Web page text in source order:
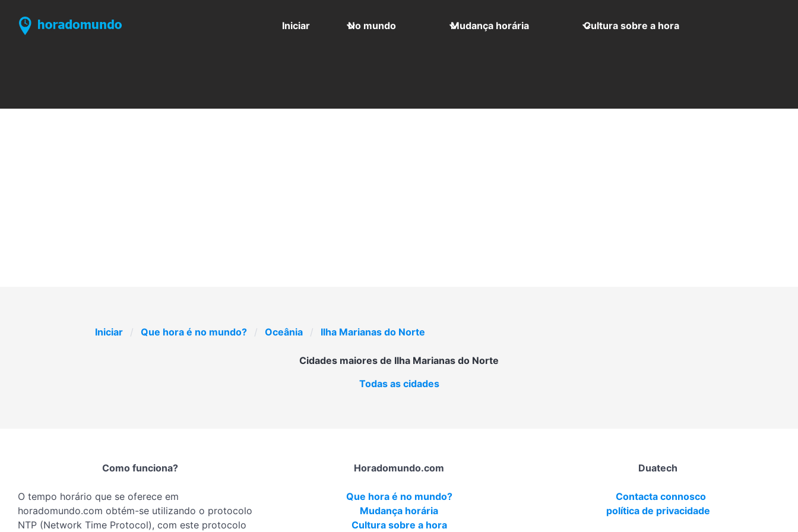
Iniciar No mundo Mudança horária Cultura sobre a hora
Iniciar Que hora é no mundo? Oceânia Ilha Marianas do Norte
Cidades maiores de Ilha Marianas do Norte
Todas as cidades
Como funciona?
O tempo horário que se oferece em
horadomundo.com obtém-se utilizando o protocolo
NTP (Network Time Protocol), com este protocolo
Horadomundo.com
Que hora é no mundo?
Mudança horária
Cultura sobre a hora
Duatech
Contacta connosco
política de privacidade